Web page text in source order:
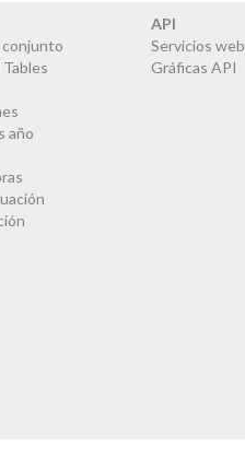
año
API
Servicios web
Gráficas API